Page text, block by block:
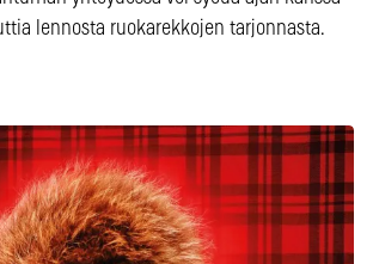
lennosta ruokarekkojen tarjonnasta.